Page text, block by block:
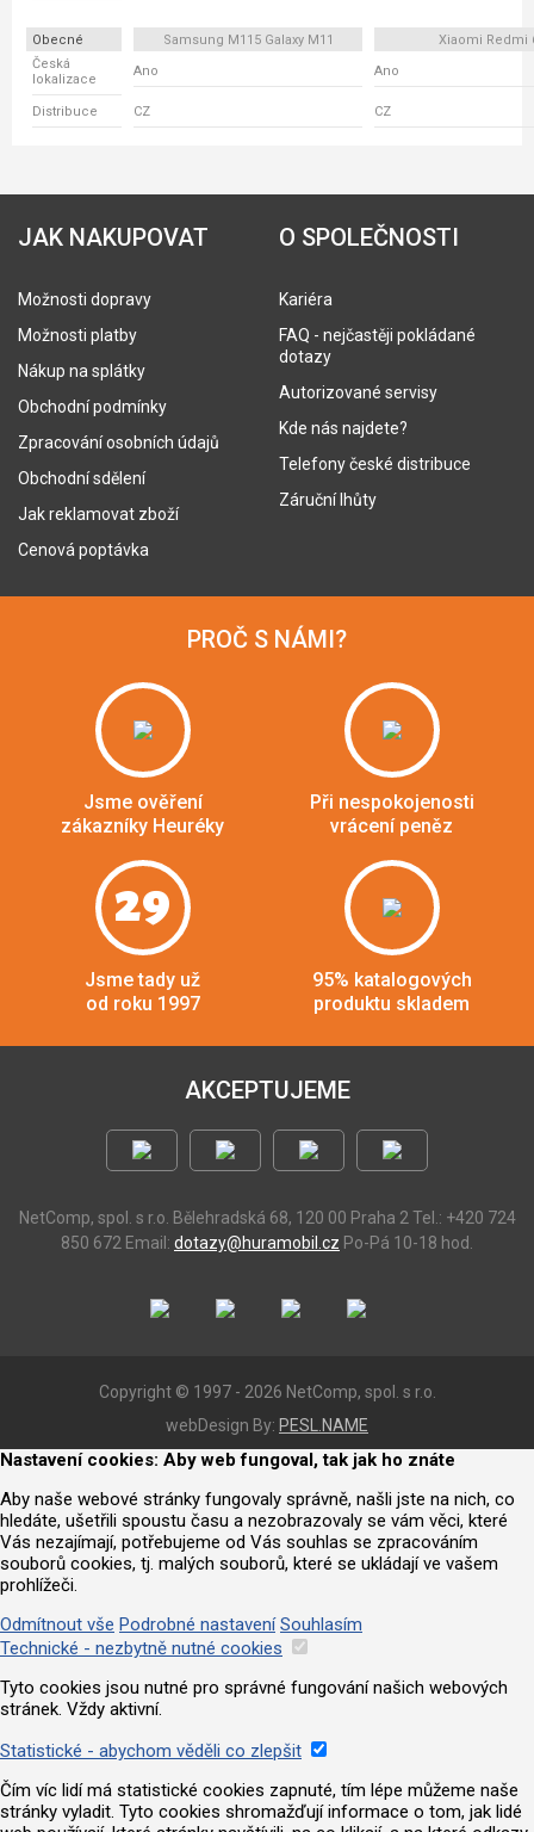
Obecné Samsung M115 Galaxy M11
Xiaomi Redmi
Česká
lokalizace
Ano Ano
Distribuce CZ CZ
JAK NAKUPOVAT
Možnosti dopravy
Možnosti platby
Nákup na splátky
Obchodní podmínky
Zpracování osobních údajů
Obchodní sdělení
Jak reklamovat zboží
Cenová poptávka
O SPOLEČNOSTI
Kariéra
FAQ - nejčastěji pokládané
dotazy
Autorizované servisy
Kde nás najdete?
Telefony české distribuce
Záruční lhůty
PROČ S NÁMI?
Jsme ověření
zákazníky Heuréky
Při nespokojenosti
vrácení peněz
29
Jsme tady už
od roku 1997
95% katalogových
produktu skladem
AKCEPTUJEME
NetComp, spol. s r.o. Bělehradská 68, 120 00 Praha 2 Tel.: +420 724
850 672 Email: dotazy@huramobil.cz Po-Pá 10-18 hod.
Copyright © 1997 - 2026 NetComp, spol. s r.o.
webDesign By: PESL.NAME
Nastavení cookies: Aby web fungoval, tak jak ho znáte
Aby naše webové stránky fungovaly správně, našli jste na nich, co
hledáte, ušetřili spoustu času a nezobrazovaly se vám věci, které
Vás nezajímají, potřebujeme od Vás souhlas se zpracováním
souborů cookies, tj. malých souborů, které se ukládají ve vašem
prohlížeči.
Odmítnout vše Podrobné nastavení Souhlasím
Technické - nezbytně nutné cookies
Tyto cookies jsou nutné pro správné fungování našich webových
stránek. Vždy aktivní.
Statistické - abychom věděli co zlepšit
Čím víc lidí má statistické cookies zapnuté, tím lépe můžeme naše
stránky vyladit. Tyto cookies shromažďují informace o tom, jak lidé